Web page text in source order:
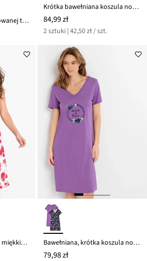
Koszula nocna z prążkowanej tkaniny
Krótka bawełniana koszula nocna (2 szt.)
84,99 zł
2 sztuki | 42,50 zł / szt.
Krótka koszula nocna z miękkiej mieszanki wiskozy Bawełniana, krótka koszula nocna (2 szt.)
79,98 zł